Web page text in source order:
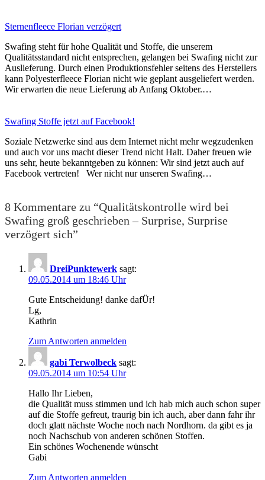
Sternenfleece Florian verzögert
Swafing steht für hohe Qualität und Stoffe, die unserem
Qualitätsstandard nicht entsprechen, gelangen bei Swafing nicht zur
Auslieferung. Durch einen Produktionsfehler seitens des Herstellers
kann Polyesterfleece Florian nicht wie geplant ausgeliefert werden.
Wir erwarten die neue Lieferung ab Anfang Oktober.…
Swafing Stoffe jetzt auf Facebook!
Soziale Netzwerke sind aus dem Internet nicht mehr wegzudenken
und auch vor uns macht dieser Trend nicht Halt. Daher freuen wie
uns sehr, heute bekanntgeben zu können: Wir sind jetzt auch auf
Facebook vertreten! Wer nicht nur unseren Swafing…
8 Kommentare zu “Qualitätskontrolle wird bei
Swafing groß geschrieben – Surprise, Surprise
verzögert sich”
DreiPunktewerk sagt:
09.05.2014 um 18:46 Uhr
Gute Entscheidung! danke dafÜr!
Lg,
Kathrin
Zum Antworten anmelden
gabi Terwolbeck sagt:
09.05.2014 um 10:54 Uhr
Hallo Ihr Lieben,
die Qualität muss stimmen und ich hab mich auch schon super
auf die Stoffe gefreut, traurig bin ich auch, aber dann fahr ihr
doch glatt nächste Woche noch nach Nordhorn. da gibt es ja
noch Nachschub von anderen schönen Stoffen.
Ein schönes Wochenende wünscht
Gabi
Zum Antworten anmelden